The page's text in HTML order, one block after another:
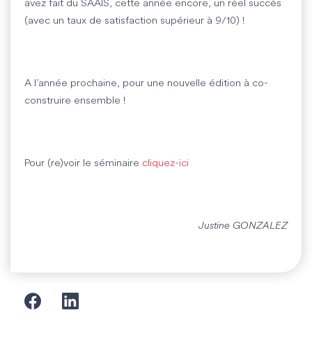
avez fait du SAAIS, cette année encore, un réel succès
(avec un taux de satisfaction supérieur à 9/10) !
A l’année prochaine, pour une nouvelle édition à co-
construire ensemble !
Pour (re)voir le séminaire cliquez-ici
Justine GONZALEZ